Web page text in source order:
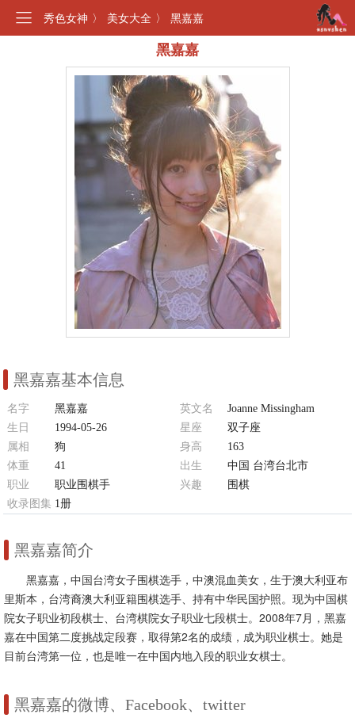
秀色女神 〉 美女大全 〉 黑嘉嘉
黑嘉嘉
黑嘉嘉基本信息
名字 黑嘉嘉 英文名
Joanne Missingham
生日
1994-05-26 星座
双子座
属相
狗 身高
163
体重
41 出生
中国 台湾台北市
职业
职业围棋手 兴趣
围棋
收录图集 1册
黑嘉嘉简介
黑嘉嘉，中国台湾女子围棋选手，中澳混血美女，生于澳大利亚布
里斯本，台湾裔澳大利亚籍围棋选手、持有中华民国护照。现为中国棋
院女子职业初段棋士、台湾棋院女子职业七段棋士。2008年7月，黑嘉
嘉在中国第二度挑战定段赛，取得第2名的成绩，成为职业棋士。她是
目前台湾第一位，也是唯一在中国内地入段的职业女棋士。
黑嘉嘉的微博、Facebook、twitter